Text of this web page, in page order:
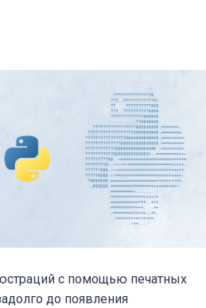
с помощью печатных
до появления